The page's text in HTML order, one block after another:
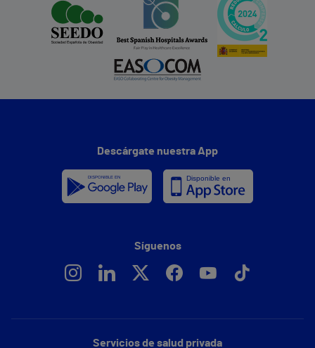
Servicios de salud privada
Descárgate nuestra App
Síguenos